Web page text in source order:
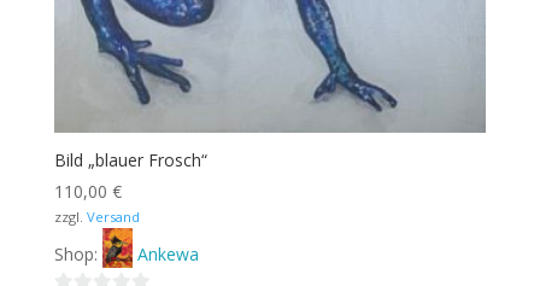
Bild „blauer Frosch“
110,00 €
zzgl. Versand
Shop: Ankewa